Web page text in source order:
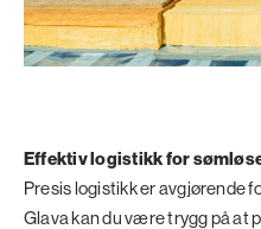
Effektiv logistikk for
Presis logistikk er avgjørende
Glava kan du være trygg på at